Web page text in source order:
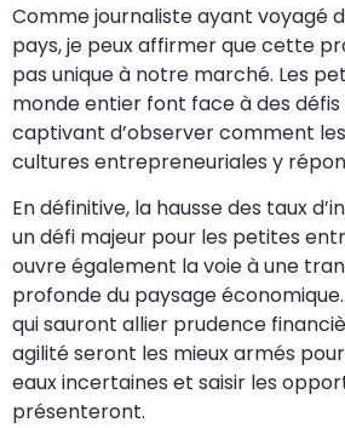
Comme journaliste ayant voyagé
pays, je peux affirmer que cette
pas unique à notre marché. Les
monde entier font face à des défis
captivant d’observer comment
cultures entrepreneuriales y
En définitive, la hausse des taux
un défi majeur pour les petites
ouvre également la voie à une
profonde du paysage
qui sauront allier prudence
agilité seront les mieux armés
eaux incertaines et saisir les
présenteront.